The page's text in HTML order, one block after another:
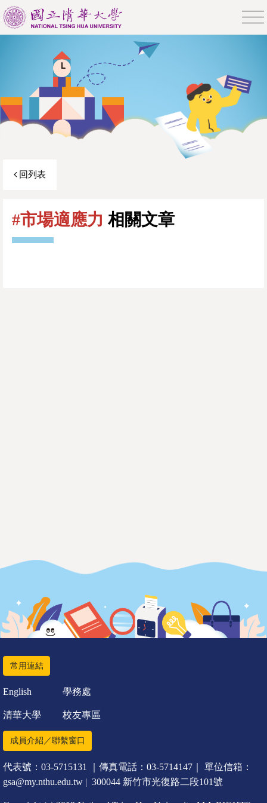
回列表
#市場適應力 相關文章
常用連結
English 學務處
清華大學 校友專區
成員介紹／聯繫窗口
代表號：03-5715131 ｜傳真電話：03-5714147｜ 單位信箱：
gsa@my.nthu.edu.tw | 300044 新竹市光復路二段101號